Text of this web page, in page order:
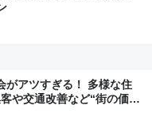
がアツすぎる！ 多様な住
や交通改善など“街の価値